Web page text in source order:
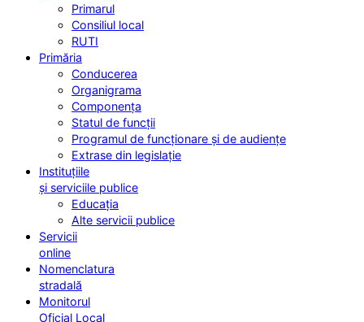
Primarul
Consiliul local
RUTI
Primăria
Conducerea
Organigrama
Componența
Statul de funcții
Programul de funcționare și de audiențe
Extrase din legislație
Instituțiile
și serviciile publice
Educația
Alte servicii publice
Servicii
online
Nomenclatura
stradală
Monitorul
Oficial Local